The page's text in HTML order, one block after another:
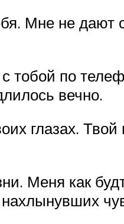
Мне не дают
тобой по
вечно.
глазах. Твой
Меня как